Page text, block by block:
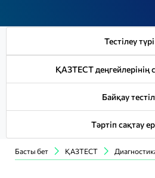
Тестілеу түрі
ҚАЗТЕСТ деңгейлерінің
Байқау
Тәртіп сақтау
Басты бет ҚАЗТЕСТ